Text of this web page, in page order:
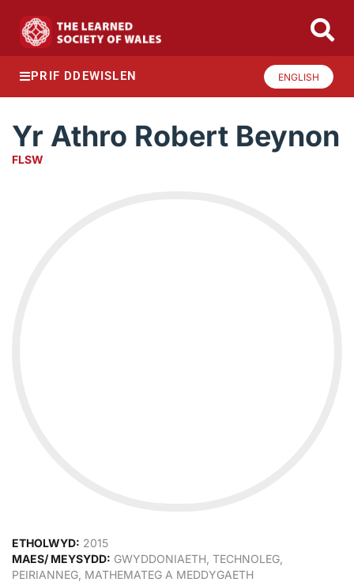
PRIF DDEWISLEN ENGLISH
Yr Athro Robert Beynon
FLSW
ETHOLWYD: 2015
MAES/ MEYSYDD: GWYDDONIAETH, TECHNOLEG,
PEIRIANNEG, MATHEMATEG A MEDDYGAETH